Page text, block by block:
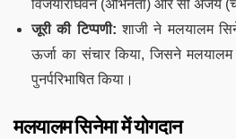
विजयाराघवन (अभिनेता) और सी अजय
जूरी की टिप्पणी: शाजी ने मलयालम
ऊर्जा का संचार किया, जिसने
पुनर्परिभाषित किया।
मलयालम सिनेमा में योगदान